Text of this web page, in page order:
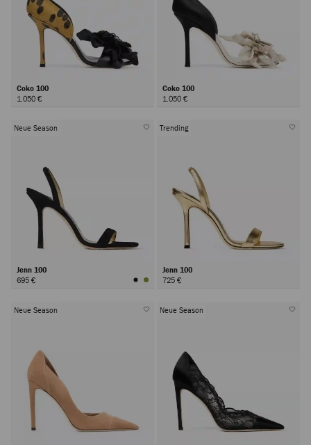
Coko 100
1.050 €
Coko 100
1.050 €
Neue Season
Jenn 100
695 €
Trending
Jenn 100
725 €
Neue Season Neue Season